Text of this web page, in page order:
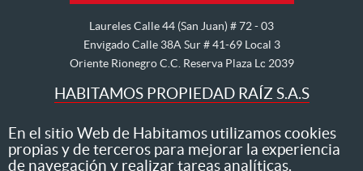
Laureles Calle 44 (San Juan) # 72 - 03
Envigado Calle 38A Sur # 41-69 Local 3
Oriente Rionegro C.C. Reserva Plaza Lc 2039
HABITAMOS PROPIEDAD RAÍZ S.A.S
Nos dedicamos al arriendo, venta, hipoteca, avalúo y
administración de inmuebles
En el sitio Web de Habitamos utilizamos cookies
propias y de terceros para mejorar la experiencia
de navegación y realizar tareas analíticas.